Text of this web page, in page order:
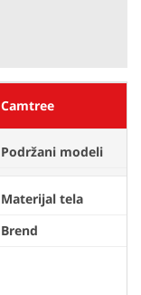
Camtree
Podržani modeli
Materijal tela
Brend